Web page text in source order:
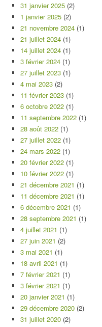
31 janvier 2025 (2)
1 janvier 2025 (2)
21 novembre 2024 (1)
21 juillet 2024 (1)
14 juillet 2024 (1)
3 février 2024 (1)
27 juillet 2023 (1)
4 mai 2023 (2)
11 février 2023 (1)
6 octobre 2022 (1)
11 septembre 2022 (1)
28 août 2022 (1)
27 juillet 2022 (1)
24 mars 2022 (1)
20 février 2022 (1)
10 février 2022 (1)
21 décembre 2021 (1)
11 décembre 2021 (1)
6 décembre 2021 (1)
28 septembre 2021 (1)
4 juillet 2021 (1)
27 juin 2021 (2)
3 mai 2021 (1)
18 avril 2021 (1)
7 février 2021 (1)
3 février 2021 (1)
20 janvier 2021 (1)
29 décembre 2020 (2)
31 juillet 2020 (2)